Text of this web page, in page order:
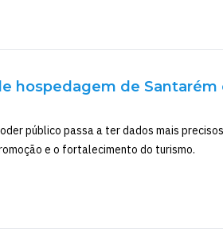
hospedagem de Santarém
público passa a ter dados mais
e o fortalecimento do turismo.